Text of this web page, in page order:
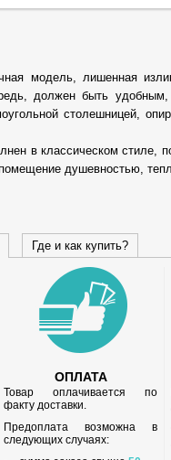
модель, лишенная
должен быть
столешницей,
в классическом стиле,
душевностью,
Где и как купить?
ОПЛАТА
Товар оплачивается по
факту доставки.
Предоплата возможна в
следующих случаях: